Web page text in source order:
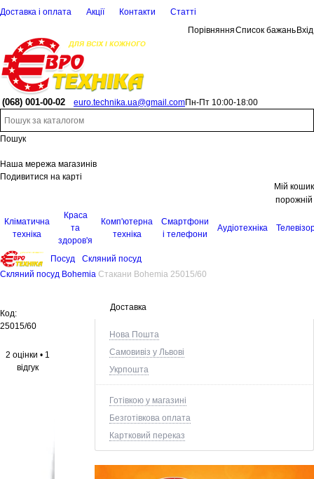
Доставка і оплата Акції Контакти
Статті
ПорівнянняСписок бажань Вхід
(068) 001-00-02 euro.technika.ua@gmail.comПн-Пт 10:00-18:00
Пошук
Наша мережа магазинів
Подивитися на карті
Мій кошик
порожній
Кліматична
техніка
Краса
та
здоров'я
Комп'ютерна
техніка
Смартфони
і телефони
Аудіотехніка
Посуд
Скляний посуд
Скляний посуд Bohemia Стакани Bohemia 25015/60
Доставка
Нова Пошта
Самовивіз у Львові
Укрпошта
Готівкою у магазині
Безготівкова оплата
Картковий переказ
Код:
25015/60
2 оцінки • 1
відгук